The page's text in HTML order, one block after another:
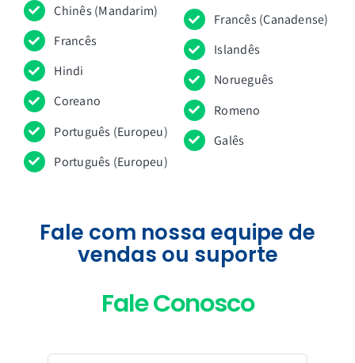
Chinês (Mandarim)
Francês
Hindi
Coreano
Português (Europeu)
Português (Europeu)
Francês (Canadense)
Islandês
Norueguês
Romeno
Galês
Fale com nossa equipe de
vendas ou suporte
Fale Conosco